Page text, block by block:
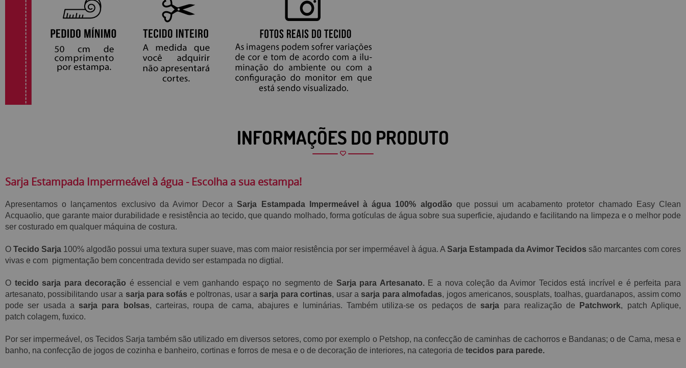
INFORMAÇÕES DO PRODUTO
Sarja Estampada Impermeável à água - Escolha a sua estampa!
Apresentamos o lançamentos exclusivo da Avimor Decor aSarja Estampada Impermeável à água 100% algodão que possui um acabamento protetor chamado Easy C lean
Acquaolio,que garante maior durabilidade e resistência ao tecido, que quando molhado,forma gotículas de água sobre sua superficie, ajudando e facilitando na limpeza e o melhor pode
ser costurado em qualquer máquina de costura.
O Tecido Sarja 100% algodão possui uma textura super suave, mas com maior resistência por ser imperméavel à água. A Sarja Estampada da Avimor Tecidos são marcantes com cores
vivas e com pigmentação bem concentrada devido ser estampada no digtial.
O tecido sarja para decoração é essencial e vem ganhando espaço no segmento de Sarja para Artesanato.E a nova coleção da Avimor Tecidos está incrível e é perfeita para
artesanato, possibilitando usar a sarja para sofás e poltronas, usar a sarja para cortinas, usar a sarja para almofadas, jogos americanos, sousplats, toalhas, guardanapos, assim como
pode ser usada a sarja para bolsas, carteiras, roupa de cama, abajures e luminárias. Também utiliza-se os pedaços de sarja para realização de Patchwork, patch Aplique,
patch colagem, fuxico.
Por ser impermeável, os Tecidos Sarja também são utilizado em diversos setores, como por exemplo o Petshop, na confecção de caminhas de cachorros e Bandanas; o de Cama, mesa e
banho, na confecção de jogos de cozinha e banheiro, cortinas e forros de mesa e o de decoração de interiores, na categoria de tecidos para parede.